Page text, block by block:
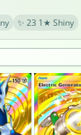
×2
✨ 23 1★ Shiny